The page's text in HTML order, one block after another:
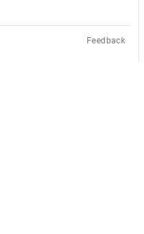
Feedback